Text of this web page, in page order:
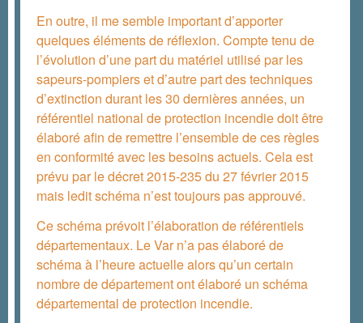
En outre, il me semble important d’apporter
quelques éléments de réflexion. Compte tenu de
l’évolution d’une part du matériel utilisé par les
sapeurs-pompiers et d’autre part des techniques
d’extinction durant les 30 dernières années, un
référentiel national de protection incendie doit être
élaboré afin de remettre l’ensemble de ces règles
en conformité avec les besoins actuels. Cela est
prévu par le décret 2015-235 du 27 février 2015
mais ledit schéma n’est toujours pas approuvé.
Ce schéma prévoit l’élaboration de référentiels
départementaux. Le Var n’a pas élaboré de
schéma à l’heure actuelle alors qu’un certain
nombre de département ont élaboré un schéma
départemental de protection incendie.